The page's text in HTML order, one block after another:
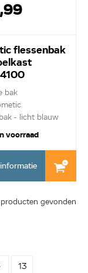
flessenbak
bak
- licht blauw
voorraad
gevonden
13